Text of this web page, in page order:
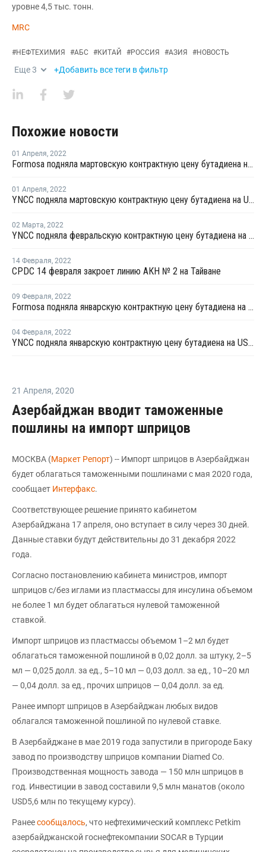
уровне 4,5 тыс. тонн.
MRC
#НЕФТЕХИМИЯ #АБС #КИТАЙ #РОССИЯ #АЗИЯ #НОВОСТЬ
Еще3 +Добавить все теги в фильтр
Похожие новости
01 Апреля, 2022
Formosa подняла мартовскую контрактную цену бутадиена на USD315 за тонну
01 Апреля, 2022
YNCC подняла мартовскую контрактную цену бутадиена на USD320 за тонну
02 Марта, 2022
YNCC подняла февральскую контрактную цену бутадиена на USD180 за тонну
14 Февраля, 2022
CPDC 14 февраля закроет линию АКН № 2 на Тайване
09 Февраля, 2022
Formosa подняла январскую контрактную цену бутадиена на USD15 за тонну
04 Февраля, 2022
YNCC подняла январскую контрактную цену бутадиена на USD190 за тонну
21 Апреля, 2020
Азербайджан вводит таможенные
пошлины на импорт шприцов
МОСКВА (Маркет Репорт) -- Импорт шприцов в Азербайджан
будет облагаться таможенными пошлинами с мая 2020 года,
сообщает Интерфакс.
Соответствующее решение принято кабинетом
Азербайджана 17 апреля, оно вступает в силу через 30 дней.
Данные ставки будут действительны до 31 декабря 2022
года.
Согласно постановлению кабинета министров, импорт
шприцов с/без иглами из пластмассы для инсулина объемом
не более 1 мл будет облагаться нулевой таможенной
ставкой.
Импорт шприцов из пластмассы объемом 1–2 мл будет
облагаться таможенной пошлиной в 0,02 долл. за штуку, 2–5
мл — 0,025 долл. за ед., 5–10 мл — 0,03 долл. за ед., 10–20 мл
— 0,04 долл. за ед., прочих шприцов — 0,04 долл. за ед.
Ранее импорт шприцов в Азербайджан любых видов
облагался таможенной пошлиной по нулевой ставке.
В Азербайджане в мае 2019 года запустили в пригороде Баку
завод по производству шприцов компании Diamed Co.
Производственная мощность завода — 150 млн шприцов в
год. Инвестиции в завод составили 9,5 млн манатов (около
USD5,6 млн по текущему курсу).
Ранеесообщалось, что нефтехимический комплекс Petkim
азербайджанской госнефтекомпании SOCAR в Турции